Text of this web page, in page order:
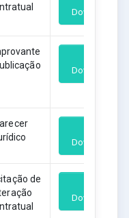
Download
Download
Download
de
Download